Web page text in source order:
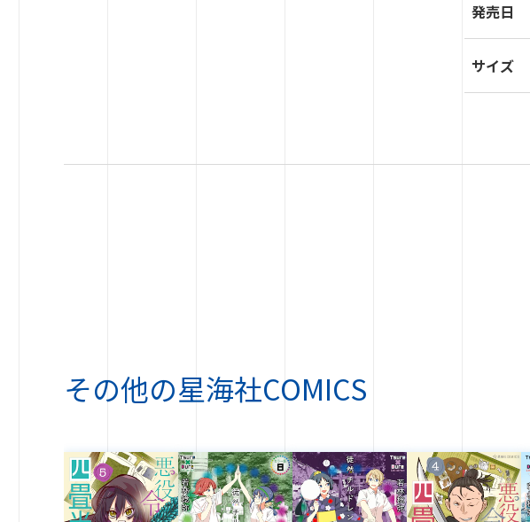
発売日
サイズ
その他の星海社COMICS